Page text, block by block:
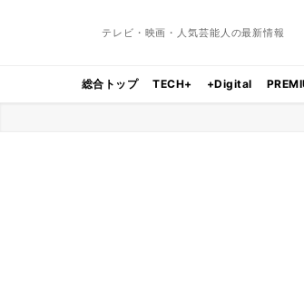
テレビ・映画・人気芸能人の最新情報
総合トップ TECH+ +Digital